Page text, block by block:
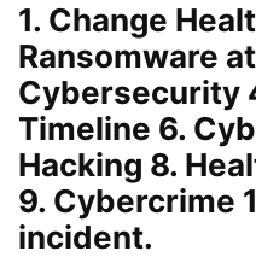
1. Change
Ransomware
Cybersecurity
Timeline 6.
Hacking 8.
9. Cybercrime
incident.